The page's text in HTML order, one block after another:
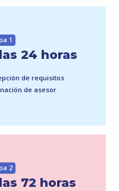
1
24 horas
de requisitos
de asesor
2
72 horas